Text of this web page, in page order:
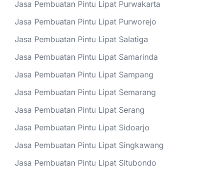
Jasa Pembuatan Pintu Lipat Purwakarta
Jasa Pembuatan Pintu Lipat Purworejo
Jasa Pembuatan Pintu Lipat Salatiga
Jasa Pembuatan Pintu Lipat Samarinda
Jasa Pembuatan Pintu Lipat Sampang
Jasa Pembuatan Pintu Lipat Semarang
Jasa Pembuatan Pintu Lipat Serang
Jasa Pembuatan Pintu Lipat Sidoarjo
Jasa Pembuatan Pintu Lipat Singkawang
Jasa Pembuatan Pintu Lipat Situbondo